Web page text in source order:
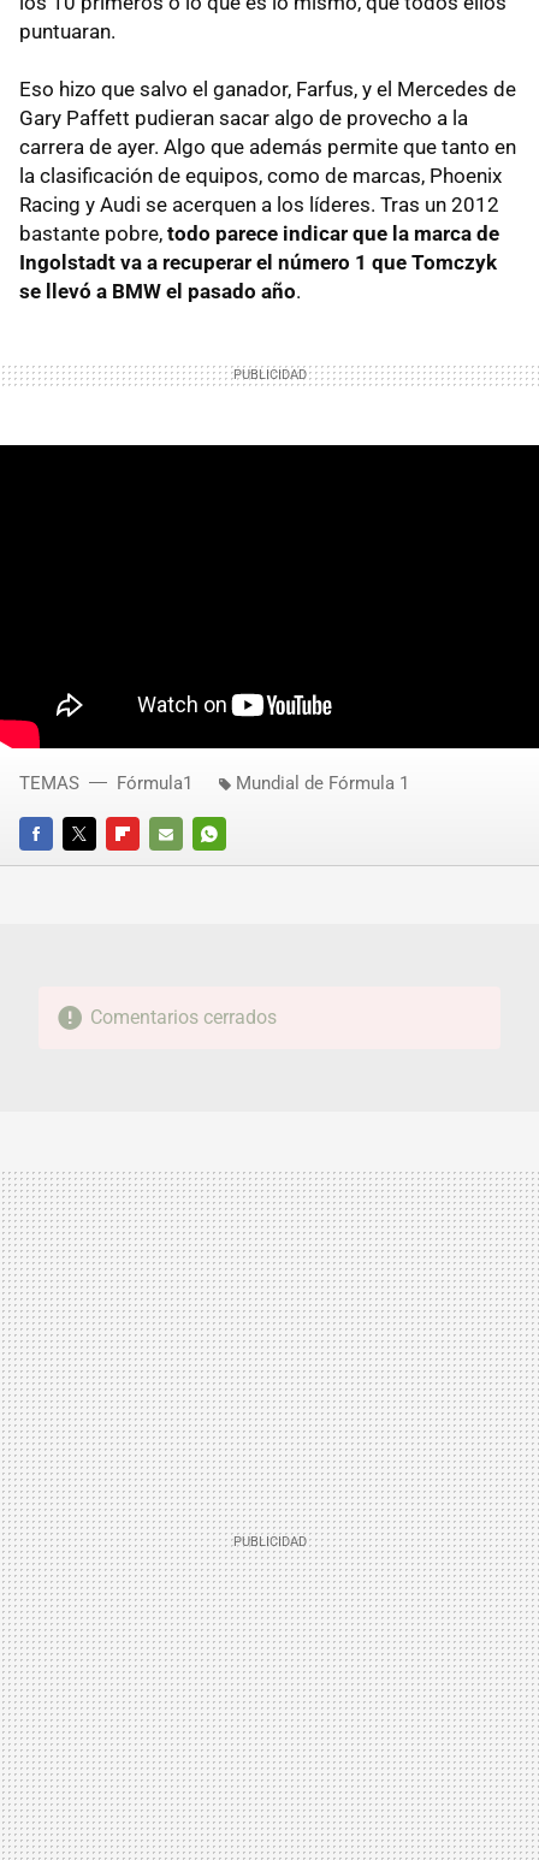
puntuaran.
Eso hizo que salvo el ganador, Farfus, y el Mercedes de
Gary Paffett pudieran sacar algo de provecho a la
carrera de ayer. Algo que además permite que tanto en
la clasificación de equipos, como de marcas, Phoenix
Racing y Audi se acerquen a los líderes. Tras un 2012
bastante pobre, todo parece indicar que la marca de
Ingolstadt va a recuperar el número 1 que Tomczyk
se llevó a BMW el pasado año.
FACEBOOKTWITTERFLIPBOARD
E-
WHATSAPP
TEMAS Fórmula1 Mundial de Fórmula 1
Comentarios cerrados